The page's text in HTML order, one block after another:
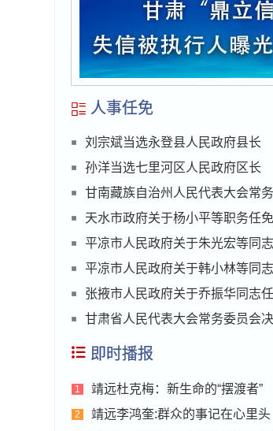
人事任免
刘宗斌当选永登县人民政府县长
孙洋当选七里河区人民政府区长
甘南藏族自治州人民代表大会常
员会决定免职名单
天水市政府关于杨小平等职务任
通知
平凉市人民政府关于朱光宏等同
职的通知
平凉市人民政府关于韩小林等同
务任免的通知
张掖市人民政府关于乔振华同志
的通知
甘肃省人民代表大会常务委员会
任免名单
即时播报
1 靖远杜克梅：新生命的“摆渡者”
2 靖远李鸿奎:群众的事记在心里头